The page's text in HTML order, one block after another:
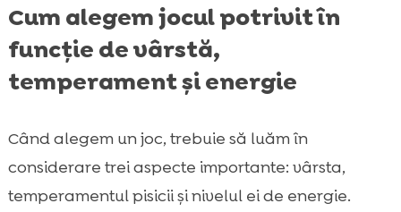
Cum alegem jocul potrivit în
funcție de vârstă,
temperament și energie
Când alegem un joc, trebuie să luăm în
considerare trei aspecte importante: vârsta,
temperamentul pisicii și nivelul ei de energie.